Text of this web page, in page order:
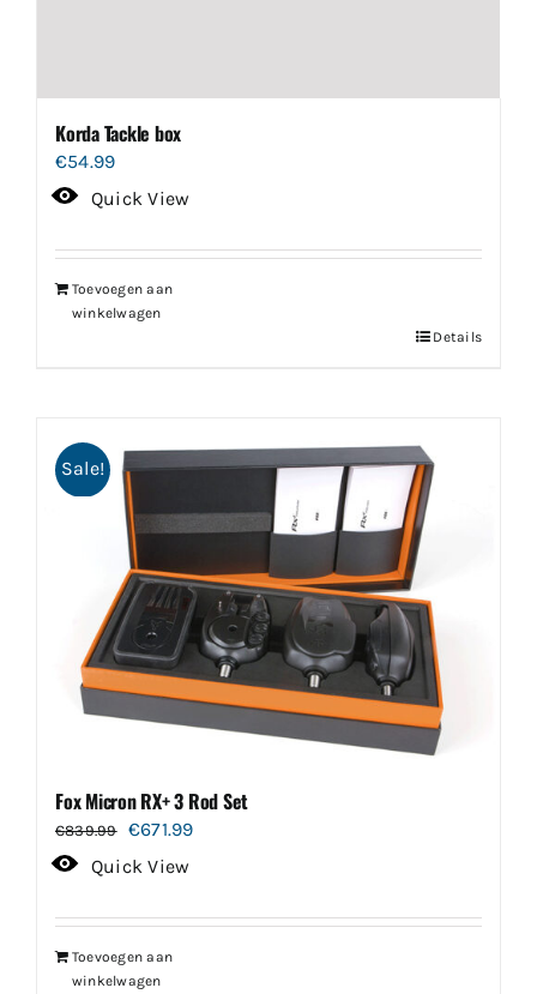
Korda Tackle box
€54.99
Quick View
Toevoegen aan
winkelwagen
Details
Sale!
Fox Micron RX+ 3 Rod Set
€839.99
Oorspronkelijke
prijs
€839.99.
€671.99Huidige
€671.99.
Quick View
Toevoegen aan
winkelwagen